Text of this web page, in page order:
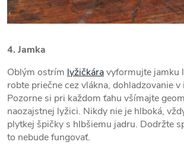
4. Jamka
Oblým ostrím lyžičkáravyformujte jamku
robte priečne cez vlákna, dohladzovanie v
Pozorne si pri každom ťahu všímajte
naozajstnej lyžici. Nikdy nie je hlboká,
plytkej špičky s hlbšiemu jadru. Dodržte
to nebude fungovať.